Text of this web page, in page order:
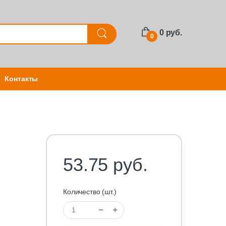
0 0 руб.
Контакты
53.75 руб.
Количество (шт.)